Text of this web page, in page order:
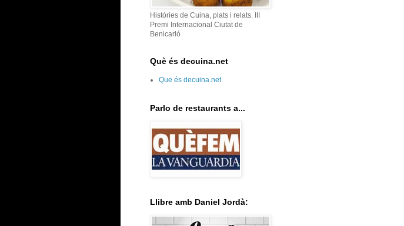
Històries de Cuina, plats i relats. III
Premi Internacional Ciutat de
Benicarló
Què és decuina.net
Que és decuina.net
Parlo de restaurants a...
Llibre amb Daniel Jordà: